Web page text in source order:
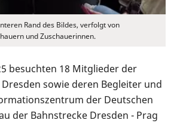
Rand des Bildes, verfolgt von
und Zuschauerinnen.
besuchten 18 Mitglieder der
sowie deren Begleiter und
der Deutschen
der Bahnstrecke Dresden - Prag